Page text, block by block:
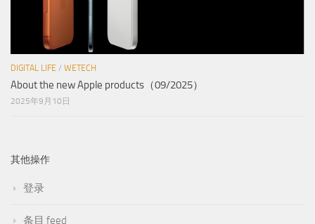
DIGITAL LIFE / WETECH
About the new Apple products（09/2025）
2025年9月10日
其他操作
登录
条目 feed